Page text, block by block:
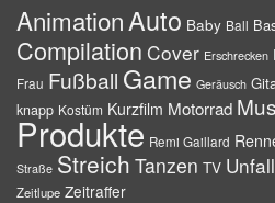
AnimationAuto Baby Ball
Compilation Cover Erschrecken
Frau Fußball Game Geräusch
knapp Kostüm Kurzfilm Motorrad
Produkte Remi Gaillard
Straße Streich Tanzen TV Unfall
Zeitlupe Zeitraffer